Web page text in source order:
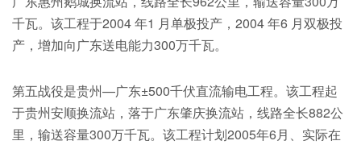
千瓦。该工程于2004 年1 月单极投产，2004 年6 月双极投
产，增加向广东送电能力300万千瓦。
第五战役是贵州—广东±500千伏直流输电工程。该工程起
于贵州安顺换流站，落于广东肇庆换流站，线路全长882公
里，输送容量300万千瓦。该工程计划2005年6月、实际在